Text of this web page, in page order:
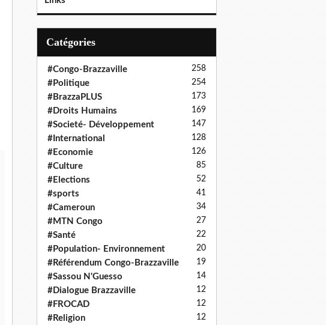
Catégories
#Congo-Brazzaville 258
#Politique 254
#BrazzaPLUS 173
#Droits Humains 169
#Societé- Développement 147
#International 128
#Economie 126
#Culture 85
#Elections 52
#sports 41
#Cameroun 34
#MTN Congo 27
#Santé 22
#Population- Environnement 20
#Référendum Congo-Brazzaville 19
#Sassou N'Guesso 14
#Dialogue Brazzaville 12
#FROCAD 12
#Religion 12